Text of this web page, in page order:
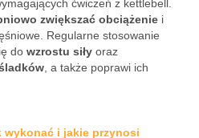
ćwiczeń z kettlebell.
zwiększać obciążenie i
Regularne stosowanie
do wzrostu siły oraz
, a także poprawi ich
wykonać i jakie przynosi